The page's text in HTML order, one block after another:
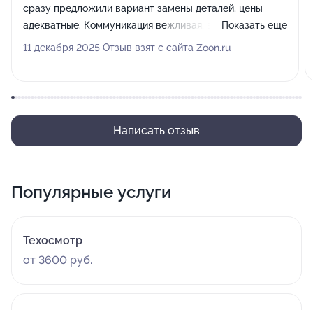
сразу предложили вариант замены деталей, цены
адекватные. Коммуникация вежливая, все объяснили.
Рекомендую.
Показать ещё
11 декабря 2025 Отзыв взят с сайта Zoon.ru
Написать отзыв
Популярные услуги
Техосмотр
от 3600 руб.